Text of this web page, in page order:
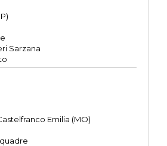
Sarzana
Emilia (MO)